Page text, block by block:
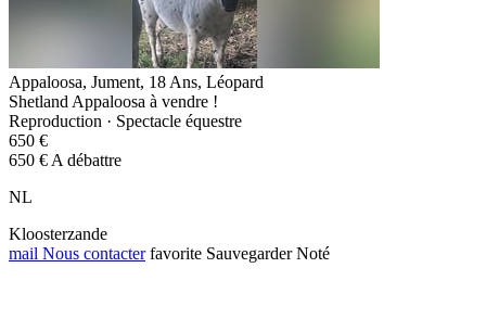
Appaloosa, Jument, 18 Ans, Léopard
Shetland Appaloosa à vendre !
Reproduction · Spectacle équestre
650 €
650 € A débattre
NL
Kloosterzande
mail Nous contacter favorite Sauvegarder Noté